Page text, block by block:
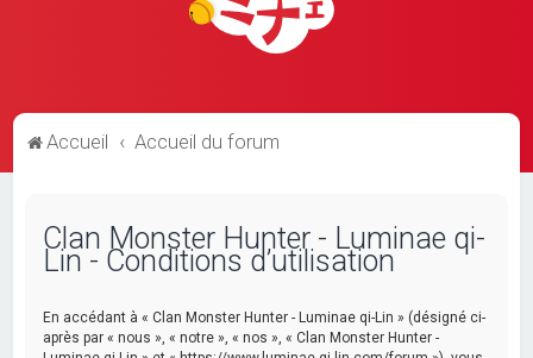
Accueil Accueil du forum
Clan Monster Hunter - Luminae qi-
Lin - Conditions d’utilisation
En accédant à « Clan Monster Hunter - Luminae qi-Lin » (désigné ci-
après par « nous », « notre », « nos », « Clan Monster Hunter -